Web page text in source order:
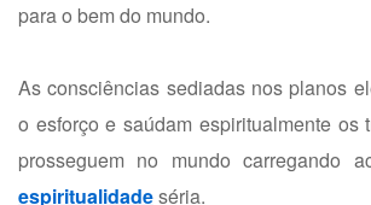
para o bem do mundo.
As consciências sediadas nos planos
o esforço e saúdam espiritualmente os
prosseguem no mundo carregando
espiritualidadeséria.